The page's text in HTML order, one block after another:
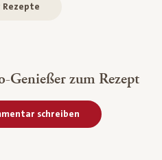
Rezepte
Genießer zum Rezept
schreiben